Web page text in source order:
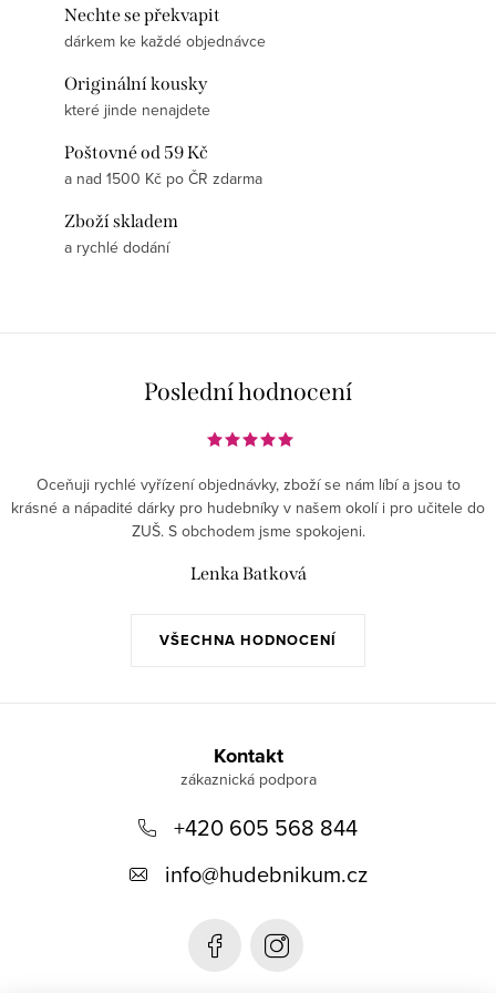
Nechte se překvapit
dárkem ke každé objednávce
Originální kousky
které jinde nenajdete
Poštovné od 59 Kč
a nad 1500 Kč po ČR zdarma
Zboží skladem
a rychlé dodání
Poslední hodnocení
VŠECHNA HODNOCENÍ
Oceňuji rychlé vyřízení objednávky, zboží se nám líbí a jsou to
krásné a nápadité dárky pro hudebníky v našem okolí i pro učitele do
ZUŠ. S obchodem jsme spokojeni.
Lenka Batková
Kontakt
+420 605 568 844
info@hudebnikum.cz